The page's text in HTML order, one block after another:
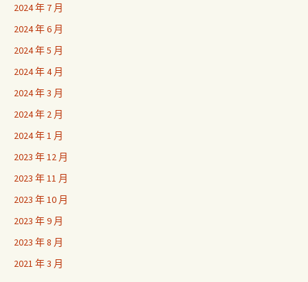
2024 年 7 月
2024 年 6 月
2024 年 5 月
2024 年 4 月
2024 年 3 月
2024 年 2 月
2024 年 1 月
2023 年 12 月
2023 年 11 月
2023 年 10 月
2023 年 9 月
2023 年 8 月
2021 年 3 月